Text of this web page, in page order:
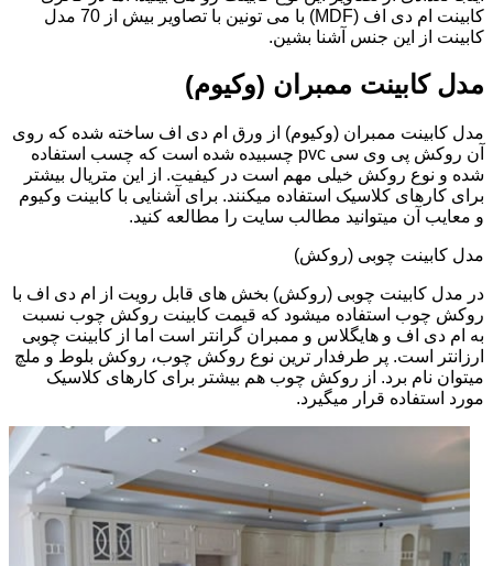
کابینت ام دی اف (MDF) با می تونین با تصاویر بیش از 70 مدل
کابینت از این جنس آشنا بشین.
مدل کابینت ممبران (وکیوم)
مدل کابینت ممبران (وکیوم) از ورق ام دی اف ساخته شده که روی
آن روکش پی وی سی pvc چسبیده شده است که چسب استفاده
شده و نوع روکش خیلی مهم است در کیفیت. از این متریال بیشتر
برای کارهای کلاسیک استفاده میکنند. برای آشنایی با کابینت وکیوم
و معایب آن میتوانید مطالب سایت را مطالعه کنید.
مدل کابینت چوبی (روکش)
در مدل کابینت چوبی (روکش) بخش های قابل رویت از ام دی اف با
روکش چوب استفاده میشود که قیمت کابینت روکش چوب نسبت
به ام دی اف و هایگلاس و ممبران گرانتر است اما از کابینت چوبی
ارزانتر است. پر طرفدار ترین نوع روکش چوب، روکش بلوط و ملچ
میتوان نام برد. از روکش چوب هم بیشتر برای کارهای کلاسیک
مورد استفاده قرار میگیرد.